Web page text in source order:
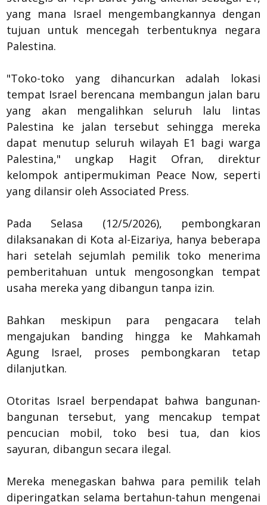
yang mana Israel mengembangkannya dengan
tujuan untuk mencegah terbentuknya negara
Palestina.
"Toko-toko yang dihancurkan adalah lokasi
tempat Israel berencana membangun jalan baru
yang akan mengalihkan seluruh lalu lintas
Palestina ke jalan tersebut sehingga mereka
dapat menutup seluruh wilayah E1 bagi warga
Palestina," ungkap Hagit Ofran, direktur
kelompok antipermukiman Peace Now, seperti
yang dilansir oleh Associated Press.
Pada Selasa (12/5/2026), pembongkaran
dilaksanakan di Kota al-Eizariya, hanya beberapa
hari setelah sejumlah pemilik toko menerima
pemberitahuan untuk mengosongkan tempat
usaha mereka yang dibangun tanpa izin.
Bahkan meskipun para pengacara telah
mengajukan banding hingga ke Mahkamah
Agung Israel, proses pembongkaran tetap
dilanjutkan.
Otoritas Israel berpendapat bahwa bangunan-
bangunan tersebut, yang mencakup tempat
pencucian mobil, toko besi tua, dan kios
sayuran, dibangun secara ilegal.
Mereka menegaskan bahwa para pemilik telah
diperingatkan selama bertahun-tahun mengenai